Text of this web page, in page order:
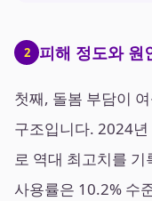
2 피해 정도와 원
첫째, 돌봄 부담이
구조입니다. 2024
로 역대 최고치를
사용률은 10.2% 수